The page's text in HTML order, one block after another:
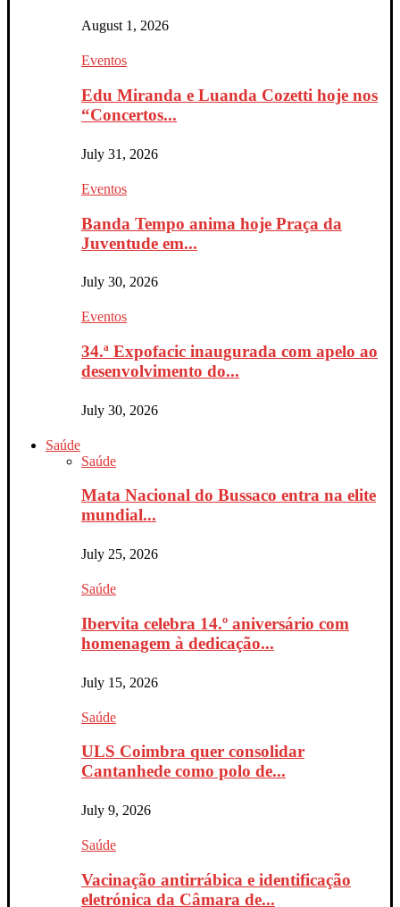
August 1, 2026
Eventos
Edu Miranda e Luanda Cozetti hoje nos
“Concertos...
July 31, 2026
Eventos
Banda Tempo anima hoje Praça da
Juventude em...
July 30, 2026
Eventos
34.ª Expofacic inaugurada com apelo ao
desenvolvimento do...
July 30, 2026
Saúde
Saúde
Mata Nacional do Bussaco entra na elite
mundial...
July 25, 2026
Saúde
Ibervita celebra 14.º aniversário com
homenagem à dedicação...
July 15, 2026
Saúde
ULS Coimbra quer consolidar
Cantanhede como polo de...
July 9, 2026
Saúde
Vacinação antirrábica e identificação
eletrónica da Câmara de...